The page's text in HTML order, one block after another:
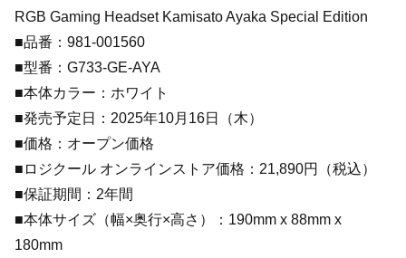
RGB Gaming Headset Kamisato Ayaka Special Edition
■品番：981-001560
■型番：G733-GE-AYA
■本体カラー：ホワイト
■発売予定日：2025年10月16日（木）
■価格：オープン価格
■ロジクール オンラインストア価格：21,890円（税込）
■保証期間：2年間
■本体サイズ（幅×奥行×高さ）：190mm x 88mm x
180mm